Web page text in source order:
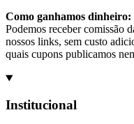
Como ganhamos dinheiro:
Podemos receber comissão
nossos links, sem custo
quais cupons publicamos
Institucional